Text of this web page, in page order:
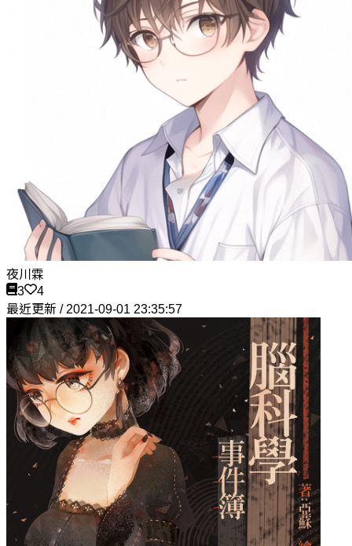
夜川霖
3
4
最近更新 / 2021-09-01 23:35:57